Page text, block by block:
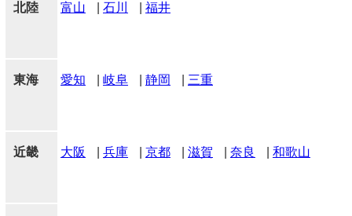
北陸 富山 石川 福井
東海 愛知 岐阜 静岡 三重
近畿 大阪 兵庫 京都 滋賀 奈良 和歌山